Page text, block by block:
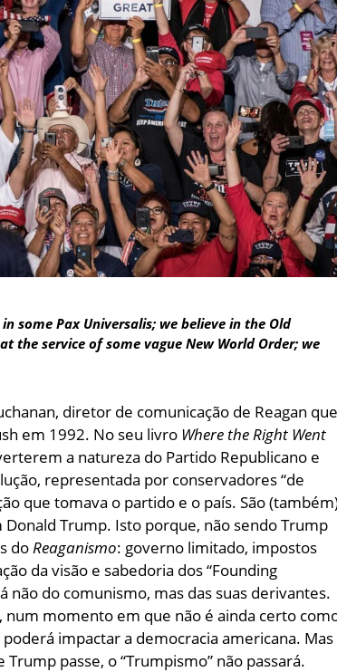
some Pax Universalis; we believe in the Old
the service of some vague New World Order; we
diretor de comunicação de Reagan
em 1992. No seu livro Where the Right Went
a natureza do Partido Republicano e
representada por conservadores “de
que tomava o partido e o país. São
Trump. Isto porque, não sendo Trump
do Reaganismo: governo limitado, impostos
da visão e sabedoria dos “Founding
não do comunismo, mas das suas derivantes.
num momento em que não é ainda certo
impactar a democracia americana. Mas
passe, o “Trumpismo” não passará.